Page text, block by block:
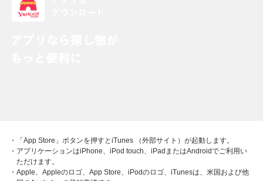
・「App Store」ボタンを押すとiTunes （外部サイト）が起動します。
・アプリケーションはiPhone、iPod touch、iPadまたはAndroidでご利用い
ただけます。
・Apple、Appleのロゴ、App Store、iPodのロゴ、iTunesは、米国および他